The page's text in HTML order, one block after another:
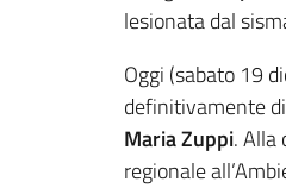
lesionata dal
Oggi (sabato 19
definitivamente
Maria Zuppi. Alla
regionale